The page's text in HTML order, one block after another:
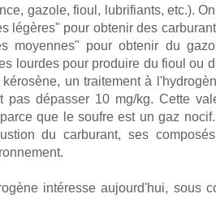
gazole, fioul, lubrifiants, etc.).
légères" pour obtenir des
moyennes" pour obtenir du
lourdes pour produire du fioul ou
un traitement à
dépasser 10 mg/kg. Cette
que le soufre est un gaz nocif.
du carburant, ses
intéresse aujourd'hui, sous